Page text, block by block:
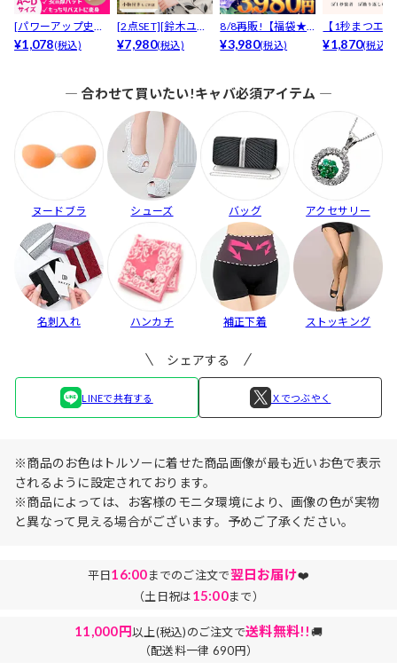
[パワーアップ史上
最強5倍盛りアップ
¥1,078(税込)
[2点SET][鈴木ユリ
ア(baby)...
¥7,980(税込)
8/8再販!【福袋★
ブラセット3点
¥3,980(税込)
【1秒まつエ
リュームタイ
¥1,870(税込)
― 合わせて買いたい!キャバ必須アイテム ―
ヌードブラ シューズ バッグ アクセサリー
名刺入れ ハンカチ 補正下着 ストッキング
シェアする
LINEで共有する Ｘでつぶやく
※商品のお色はトルソーに着せた商品画像が最も近いお色で表示
されるように設定されております。
※商品によっては、お客様のモニタ環境により、画像の色が実物
と異なって見える場合がございます。予めご了承ください。
平日16:00までのご注文で翌日お届け❤️
（土日祝は15:00まで）
11,000円以上(税込)のご注文で送料無料!!🚚
（配送料一律 690円）